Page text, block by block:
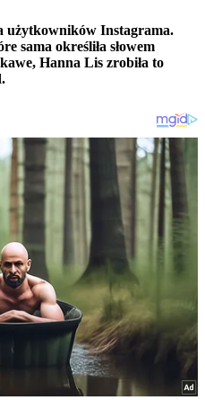
użytkowników Instagrama.
sama określiła słowem
Hanna Lis zrobiła to